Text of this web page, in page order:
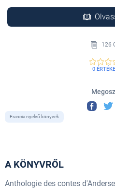
126
0
Francia nyelvű könyvek
A KÖNYVRŐL
Anthologie des contes